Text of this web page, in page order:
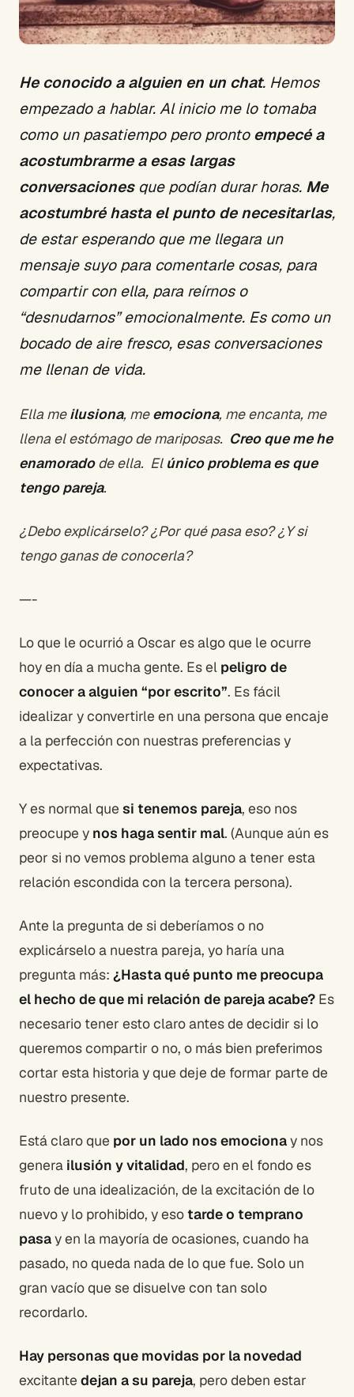
He conocido a alguien en un chat. Hemos
empezado a hablar. Al inicio me lo tomaba
como un pasatiempo pero pronto empecé a
acostumbrarme a esas largas
conversacionesque podían durar horas. Me
acostumbré hasta el punto de necesitarlas,
de estar esperando que me llegara un
mensaje suyo para comentarle cosas, para
compartir con ella, para reírnos o
“desnudarnos” emocionalmente. Es como un
bocado de aire fresco, esas conversaciones
me llenan de vida.
Ella meilusiona, meemociona, me encanta, me
llena el estómago de mariposas. Creo que me he
enamoradode ella. El único problema es que
tengo pareja.
¿Debo explicárselo? ¿Por qué pasa eso? ¿Y si
tengo ganas de conocerla?
—-
Lo que le ocurrió a Oscar es algo que le ocurre
hoy en día a mucha gente. Es el peligro de
conocer a alguien “por escrito”. Es fácil
idealizar y convertirle en una persona que encaje
a la perfección con nuestras preferencias y
expectativas.
Y es normal que si tenemos pareja, eso nos
preocupe y nos haga sentir mal. (Aunque aún es
peor si no vemos problema alguno a tener esta
relación escondida con la tercera persona).
Ante la pregunta de si deberíamos o no
explicárselo a nuestra pareja, yo haría una
pregunta más: ¿Hasta qué punto me preocupa
el hecho de que mi relación de pareja acabe? Es
necesario tener esto claro antes de decidir si lo
queremos compartir o no, o más bien preferimos
cortar esta historia y que deje de formar parte de
nuestro presente.
Está claro que por un lado nos emocionay nos
genera ilusión y vitalidad, pero en el fondo es
fruto de una idealización, de la excitación de lo
nuevo y lo prohibido, y esotarde o temprano
pasay en la mayoría de ocasiones, cuando ha
pasado, no queda nada de lo que fue. Solo un
gran vacío que se disuelve con tan solo
recordarlo.
Hay personas que movidas por la novedad
excitante dejan a su pareja, pero deben estar